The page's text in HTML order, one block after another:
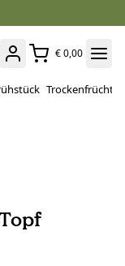
€ 0,00
Trockenfrüchte